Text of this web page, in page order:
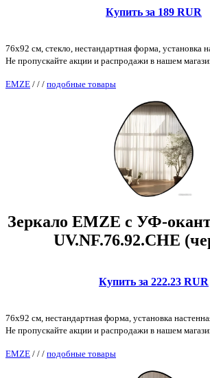
Купить за 189 RUR
76x92 см, стекло, нестандартная форма, установка
Не пропускайте акции и распродажи в нашем
EMZE / / / подобные товары
Зеркало EMZE с УФ-
UV.NF.76.92.CHE
Купить за 222.23 RUR
76x92 см, нестандартная форма, установка
Не пропускайте акции и распродажи в нашем
EMZE / / / подобные товары